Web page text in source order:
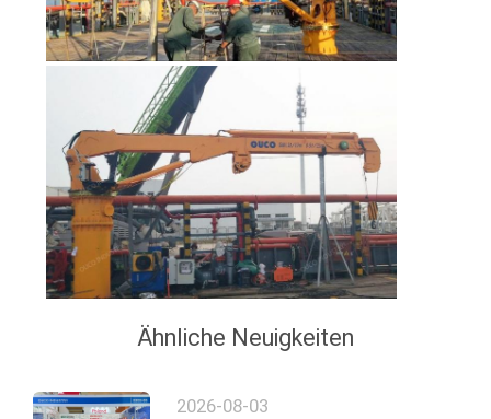
Ähnliche Neuigkeiten
2026-08-03